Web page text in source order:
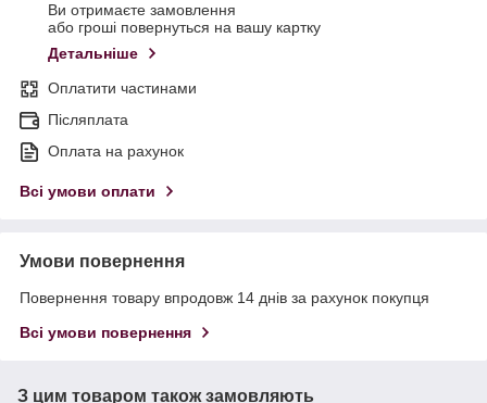
Ви отримаєте замовлення
або гроші повернуться на вашу картку
Детальніше
Оплатити частинами
Післяплата
Оплата на рахунок
Всі умови оплати
Умови повернення
Повернення товару впродовж 14 днів за рахунок покупця
Всі умови повернення
З цим товаром також замовляють